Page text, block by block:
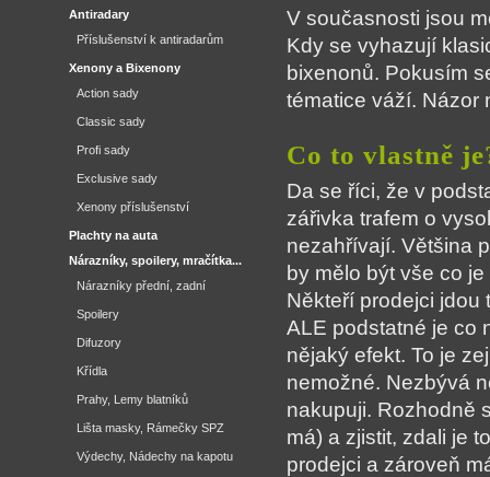
V současnosti jsou
Kdy se vyhazují
bixenonů. Pokusím
tématice váží. Názor
Co to vlastně
Da se říci, že v
zářivka trafem o
nezahřívají. Většina
by mělo být vše co
Někteří prodejci jdou
ALE podstatné je co
nějaký efekt. To je
nemožné. Nezbývá
nakupuji. Rozhodně
má) a zjistit, zdali je
prodejci a zároveň
Antiradary
Příslušenství k antiradarům
Xenony a Bixenony
Action sady
Classic sady
Profi sady
Exclusive sady
Xenony příslušenství
Plachty na auta
Nárazníky, spoilery, mračítka...
Nárazníky přední, zadní
Spoilery
Difuzory
Křídla
Prahy, Lemy blatníků
Lišta masky, Rámečky SPZ
Výdechy, Nádechy na kapotu